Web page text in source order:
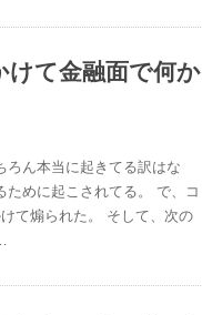
て金融面で何か
ろん本当に起きてる訳はな
ために起こされてる。 で、コ
て煽られた。 そして、次の